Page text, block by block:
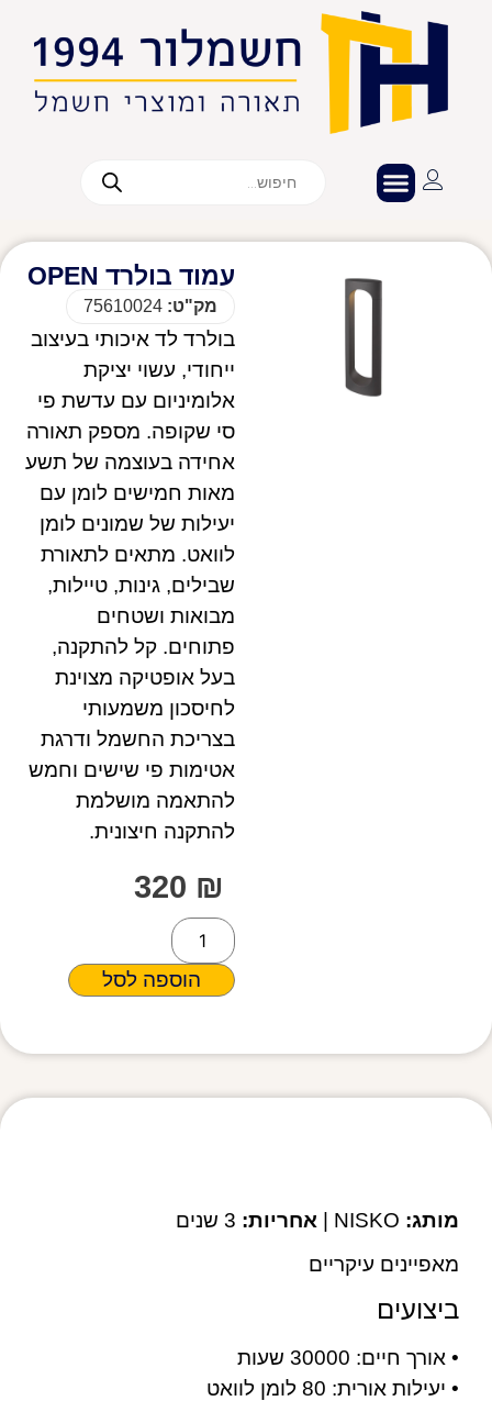
עמוד בולרד OPEN
מק"ט: 75610024
בולרד לד איכותי בעיצוב
ייחודי, עשוי יציקת
אלומיניום עם עדשת פי
סי שקופה. מספק תאורה
אחידה בעוצמה של תשע
מאות חמישים לומן עם
יעילות של שמונים לומן
לוואט. מתאים לתאורת
שבילים, גינות, טיילות,
מבואות ושטחים
פתוחים. קל להתקנה,
בעל אופטיקה מצוינת
לחיסכון משמעותי
בצריכת החשמל ודרגת
אטימות פי שישים וחמש
להתאמה מושלמת
להתקנה חיצונית.
320 ₪
הוספה לסל
מותג: אחריות:
מאפיינים עיקריים
ביצועים
• אורך חיים: 30000 שעות
• יעילות אורית: 80 לומן לוואט